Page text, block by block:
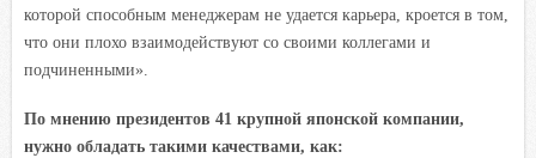
которой способным менеджерам не удается карьера, кроется в том,
что они плохо взаимодействуют со своими коллегами и
подчиненными».
По мнению президентов 41 крупной японской компании,
нужно обладать такими качествами, как: